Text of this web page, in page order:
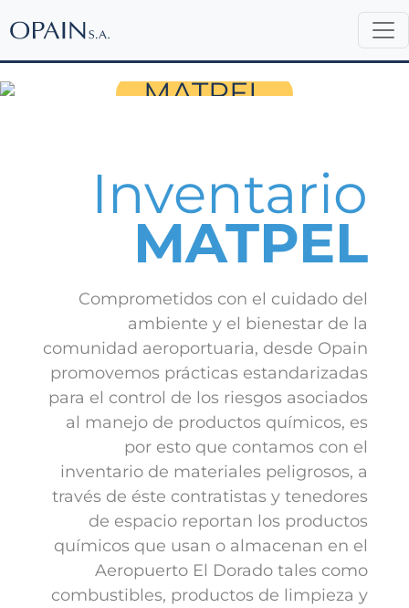
Inventario
MATPEL
Inventario
MATPEL
Comprometidos con el cuidado del
ambiente y el bienestar de la
comunidad aeroportuaria, desde Opain
promovemos prácticas estandarizadas
para el control de los riesgos asociados
al manejo de productos químicos, es
por esto que contamos con el
inventario de materiales peligrosos, a
través de éste contratistas y tenedores
de espacio reportan los productos
químicos que usan o almacenan en el
Aeropuerto El Dorado tales como
combustibles, productos de limpieza y